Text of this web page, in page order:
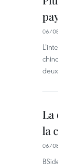
06/
La
la
06/